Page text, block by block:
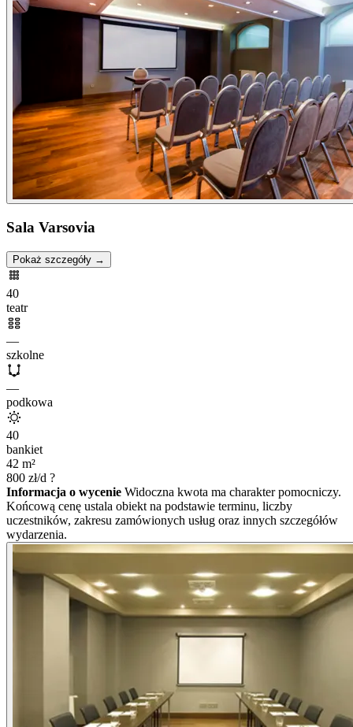
Sala Varsovia
Pokaż szczegóły →
40
teatr
—
szkolne
—
podkowa
40
bankiet
42 m²
800 zł/d ?
Informacja o wycenie Widoczna kwota ma charakter pomocniczy.
Końcową cenę ustala obiekt na podstawie terminu, liczby
uczestników, zakresu zamówionych usług oraz innych szczegółów
wydarzenia.